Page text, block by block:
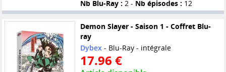
Nb Blu-Ray : 2 - Nb épisodes : 12
Demon Slayer - Saison 1 - Coffret Blu-
ray
Dybex- Blu-Ray - intégrale
17.96 €